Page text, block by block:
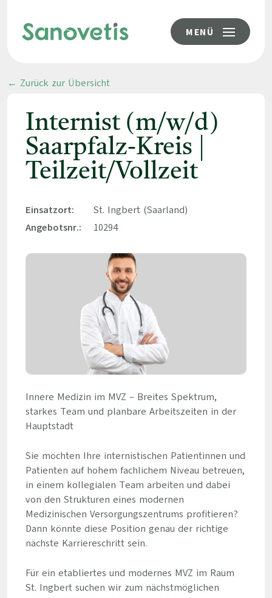
MENÜ
← Zurück zur Übersicht
Internist (m/w/d)
Saarpfalz-Kreis |
Teilzeit/Vollzeit
Einsatzort:
St. Ingbert (Saarland)
Angebotsnr.:
10294
Innere Medizin im MVZ – Breites Spektrum,
starkes Team und planbare Arbeitszeiten in der
Hauptstadt
Sie möchten Ihre internistischen Patientinnen und
Patienten auf hohem fachlichem Niveau betreuen,
in einem kollegialen Team arbeiten und dabei
von den Strukturen eines modernen
Medizinischen Versorgungszentrums profitieren?
Dann könnte diese Position genau der richtige
nächste Karriereschritt sein.
Für ein etabliertes und modernes MVZ im Raum
St. Ingbert suchen wir zum nächstmöglichen